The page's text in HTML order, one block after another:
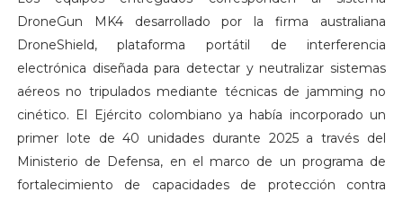
DroneGun MK4 desarrollado por la firma australiana
DroneShield, plataforma portátil de interferencia
electrónica diseñada para detectar y neutralizar sistemas
aéreos no tripulados mediante técnicas de jamming no
cinético. El Ejército colombiano ya había incorporado un
primer lote de 40 unidades durante 2025 a través del
Ministerio de Defensa, en el marco de un programa de
fortalecimiento de capacidades de protección contra